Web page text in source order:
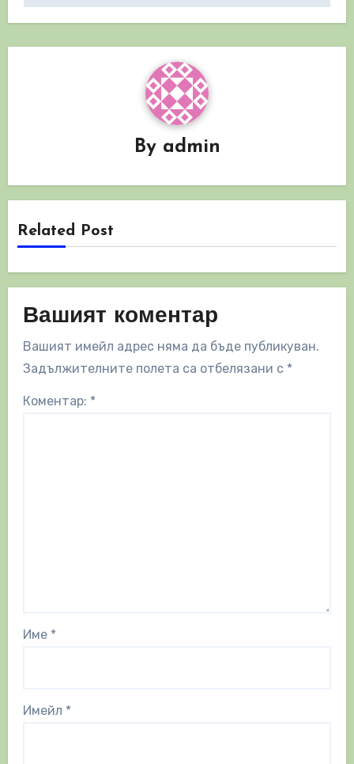
By admin
Related Post
Вашият коментар
Вашият имейл адрес няма да бъде публикуван.
Задължителните полета са отбелязани с *
Коментар: *
Име *
Имейл *